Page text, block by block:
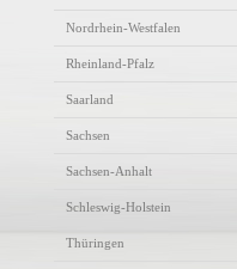
Nordrhein-Westfalen
Rheinland-Pfalz
Saarland
Sachsen
Sachsen-Anhalt
Schleswig-Holstein
Thüringen